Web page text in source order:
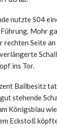
nutzte S04
Mohr
Seite an
ins Tor.
Ballbesitz
stehende
Königsblau
Eckstoß